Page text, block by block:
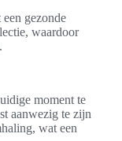
gezonde
waardoor
moment te
aanwezig te zijn
wat een